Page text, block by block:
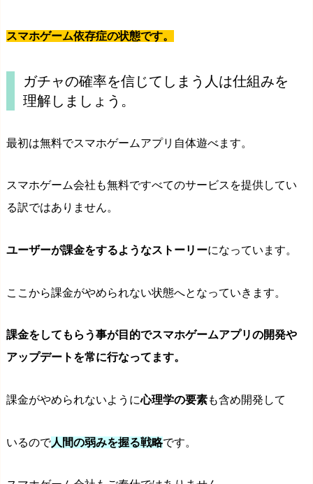
スマホゲーム依存症の状態です。
ガチャの確率を信じてしまう人は仕組みを
理解しましょう。
最初は無料でスマホゲームアプリ自体遊べます。
スマホゲーム会社も無料ですべてのサービスを提供してい
る訳ではありません。
ユーザーが課金をするようなストーリーになっています。
ここから課金がやめられない状態へとなっていきます。
課金をしてもらう事が目的でスマホゲームアプリの開発や
アップデートを常に行なってます。
課金がやめられないように心理学の要素も含め開発して
いるので人間の弱みを握る戦略です。